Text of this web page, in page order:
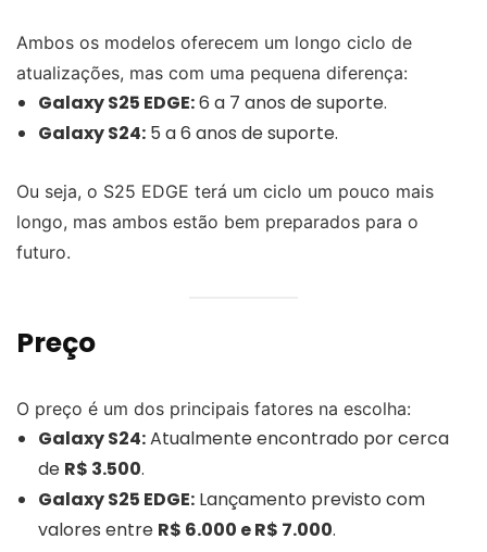
Ambos os modelos oferecem um longo ciclo de
atualizações, mas com uma pequena diferença:
Galaxy S25 EDGE:6 a 7 anos de suporte.
Galaxy S24: 5 a 6 anos de suporte.
Ou seja, o S25 EDGE terá um ciclo um pouco mais
longo, mas ambos estão bem preparados para o
futuro.
Preço
O preço é um dos principais fatores na escolha:
Galaxy S24:Atualmente encontrado por cerca
de R$ 3.500.
Galaxy S25 EDGE: Lançamento previsto com
valores entre R$ 6.000 e R$ 7.000.